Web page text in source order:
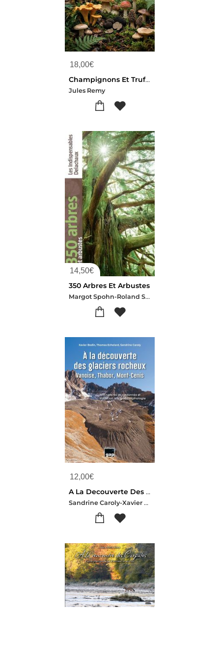
18,00€
Champignons Et Truffes : Une Exploration Des Champignons Et Des Truffes, Incluant Leur Culture, Identification Et Utilisation Culinaire, Pour Les Amateurs Et Les Professionnels.
Jules Remy
14,50€
350 Arbres Et Arbustes
Margot Spohn-Roland Spohn
12,00€
A La Decouverte Des Glaciers Rocheux Vanoise, Thabor, Mont-cenis : 10 Itineraires De Randonnee Et Initiation A La Geomorphologie
Sandrine Caroly-Xavier Bodin-Thomas Echelard